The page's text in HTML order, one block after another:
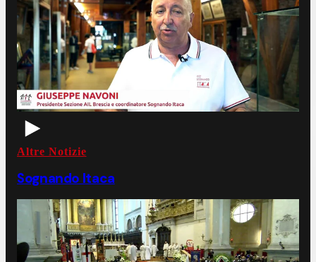
Altre Notizie
Sognando Itaca